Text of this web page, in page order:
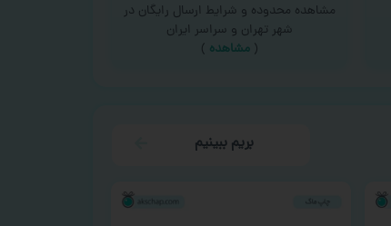
مشاهده محدوده و شرایط ارسال رایگان در
شهر تهران و سراسر ایران
(مشاهده )
بریم ببینیم